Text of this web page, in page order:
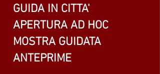
GUIDA IN CITTA'
APERTURA AD HOC
MOSTRA GUIDATA
ANTEPRIME